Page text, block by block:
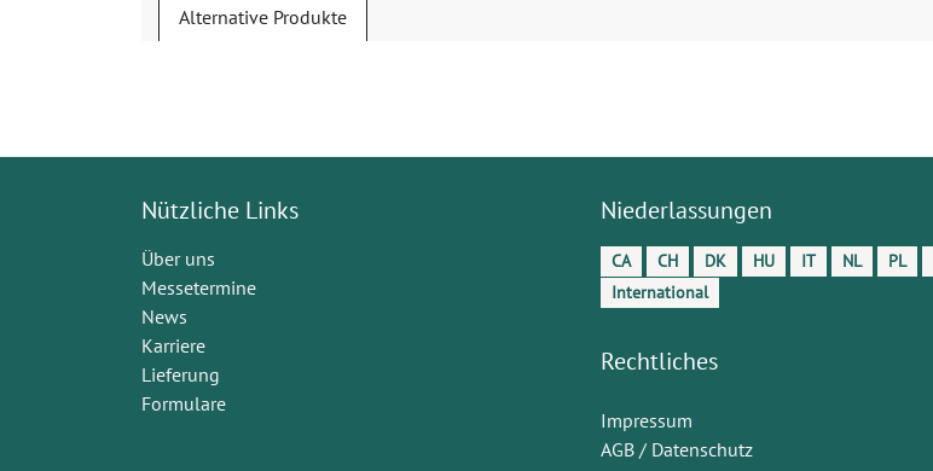
Alternative Produkte
Nützliche Links
Über uns
Messetermine
News
Karriere
Lieferung
Formulare
Niederlassungen
CA CH DK HU IT NL PL
International
Rechtliches
Impressum
AGB / Datenschutz